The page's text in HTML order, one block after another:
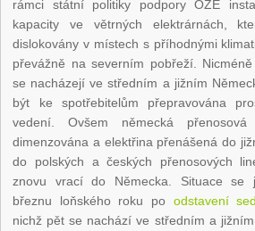
rámci státní politiky podpory OZE
kapacity ve větrných elektrárnách,
dislokovány v místech s příhodnými
převážně na severním pobřeží.
se nacházejí ve středním a jižním
být ke spotřebitelům přepravována
vedení. Ovšem německá
dimenzována a elektřina přenášená do
do polských a českých přenosových
znovu vrací do Německa. Situace se
březnu loňského roku po odstavení
nichž pět se nachází ve středním a